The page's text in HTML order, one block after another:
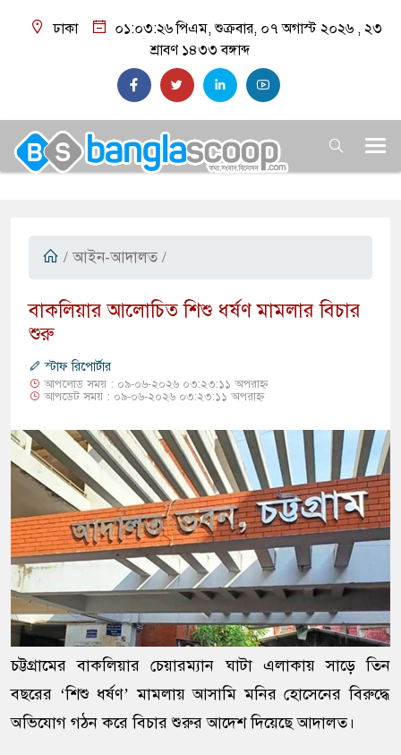
ঢাকা ০১:০৩:২৭ পিএম, শুক্রবার, ০৭ অগাস্ট ২০২৬ , ২৩
শ্রাবণ ১৪৩৩ বঙ্গাব্দ
/ আইন-আদালত /
​বাকলিয়ার আলোচিত শিশু ধর্ষণ মামলার বিচার
শুরু
স্টাফ রিপোর্টার
আপলোড সময় : ০৯-০৬-২০২৬ ০৩:২৩:১১ অপরাহ্ন
আপডেট সময় : ০৯-০৬-২০২৬ ০৩:২৩:১১ অপরাহ্ন
চট্টগ্রামের বাকলিয়ার চেয়ারম্যান ঘাটা এলাকায় সাড়ে তিন
বছরের ‘শিশু ধর্ষণ’ মামলায় আসামি মনির হোসেনের বিরুদ্ধে
অভিযোগ গঠন করে বিচার শুরুর আদেশ দিয়েছে আদালত।